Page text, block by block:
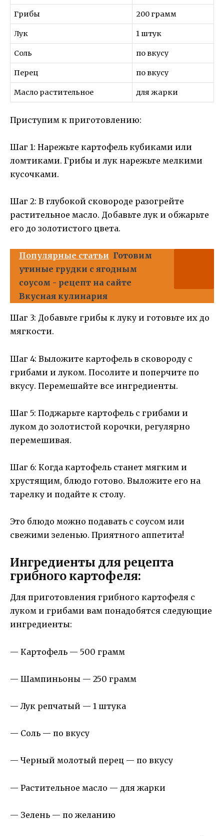
Грибы 200 грамм
Лук 1 штук
Соль по вкусу
Перец по вкусу
Масло растительное для жарки
Приступим к приготовлению:
Шаг 1: Нарежьте картофель кубиками или
ломтиками. Грибы и лук нарежьте мелкими
кусочками.
Шаг 2: В глубокой сковороде разогрейте
растительное масло. Добавьте лук и обжарьте
его до золотистого цвета.
Популярные статьи Готовим
утиные грудки с ягодным
соусом - рецепт на сайте
Вкусная кулинария
Шаг 3: Добавьте грибы к луку и готовьте их до
мягкости.
Шаг 4: Выложите картофель в сковороду с
грибами и луком. Посолите и поперчите по
вкусу. Перемешайте все ингредиенты.
Шаг 5: Поджарьте картофель с грибами и
луком до золотистой корочки, регулярно
перемешивая.
Шаг 6: Когда картофель станет мягким и
хрустящим, блюдо готово. Выложите его на
тарелку и подайте к столу.
Это блюдо можно подавать с соусом или
свежими зеленью. Приятного аппетита!
Ингредиенты для рецепта
грибного картофеля:
Для приготовления грибного картофеля с
луком и грибами вам понадобятся следующие
ингредиенты:
— Картофель — 500 грамм
— Шампиньоны — 250 грамм
— Лук репчатый — 1 штука
— Соль — по вкусу
— Черный молотый перец — по вкусу
— Растительное масло — для жарки
— Зелень — по желанию